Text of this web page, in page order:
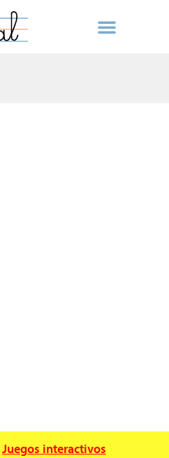
Juegos interactivos